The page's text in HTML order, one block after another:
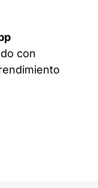
con